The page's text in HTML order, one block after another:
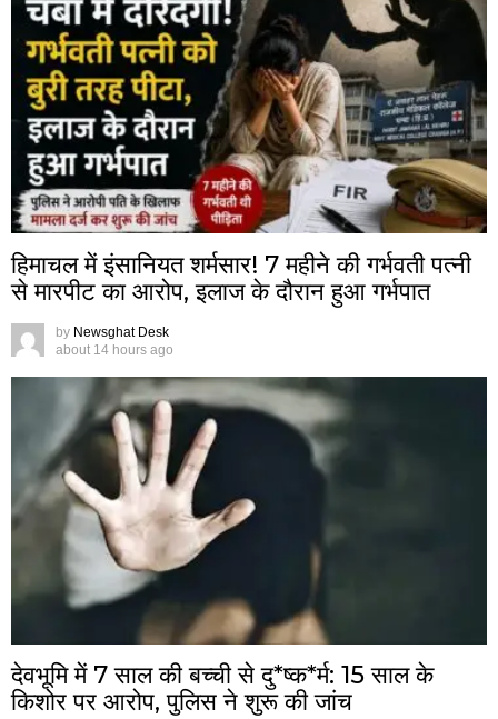
हिमाचल में इंसानियत शर्मसार! 7 महीने की गर्भवती पत्नी
से मारपीट का आरोप, इलाज के दौरान हुआ गर्भपात
by Newsghat Desk
about 14 hours ago
देवभूमि में 7 साल की बच्ची से दु*ष्क*र्म: 15 साल के
किशोर पर आरोप, पुलिस ने शुरू की जांच